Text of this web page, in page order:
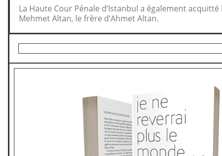
La Haute Cour Pénale d’Istanbul a également
Mehmet Altan, le frère d’Ahmet Altan.